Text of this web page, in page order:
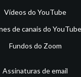
Vídeos do YouTube
de canais do YouTube
Fundos do Zoom
Assinaturas de email